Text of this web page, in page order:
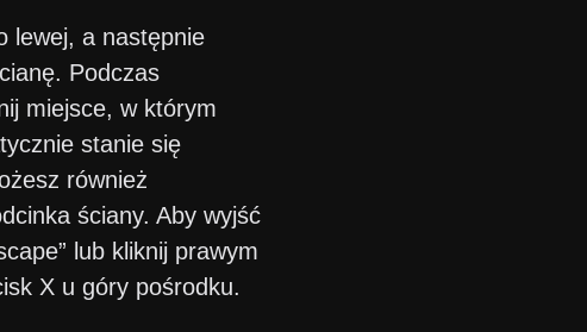
lewej, a następnie
Podczas
miejsce, w którym
stanie się
również
ściany. Aby wyjść
lub kliknij prawym
X u góry pośrodku.